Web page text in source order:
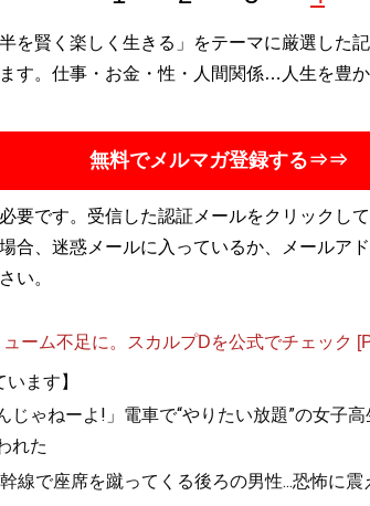
を賢く楽しく生きる」をテーマに厳選した
す。仕事・お金・性・人間関係…人生を豊
無料でメルマガ登録する⇒⇒
要です。受信した認証メールをクリックし
合、迷惑メールに入っているか、メールア
い。
ーム不足に。スカルプDを公式でチェック
ます】
ゃねーよ!」電車で“やりたい放題”の女子
れた
線で座席を蹴ってくる後ろの男性...恐怖に震